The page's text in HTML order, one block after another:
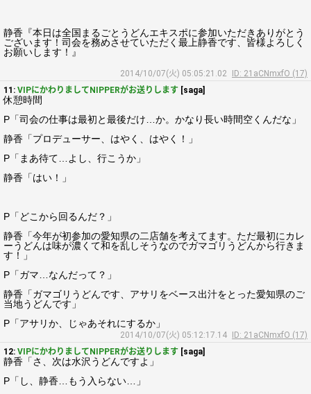
静香『本日は全国まるごとうどんエキスポに参加いただきありがとう
ございます！司会を務めさせていただく最上静香です、皆様よろしく
お願いします！』
2014/10/07(火) 05:05:21.02
ID: 21aCNmxfO (17)
11: VIPにかわりましてNIPPERがお送りします [saga]
休憩時間
P「司会の仕事は最初と最後だけ…か。かなり長い時間空くんだな」
静香「プロデューサー、はやく、はやく！」
P「まあ待て…よし、行こうか」
静香「はい！」
P「どこから回るんだ？」
静香「今年が初参加の愛知県の二店舗を考えてます。ただ最初にカレ
ーうどんは味が濃くて和を乱しそうなのでガマゴリうどんから行きま
す！」
P「ガマ…なんだって？」
静香「ガマゴリうどんです、アサリをベース出汁をとった愛知県のご
当地うどんです」
P「アサリか、じゃあそれにするか」
2014/10/07(火) 05:12:17.14
ID: 21aCNmxfO (17)
12: VIPにかわりましてNIPPERがお送りします [saga]
静香「さ、次は水沢うどんですよ」
P「し、静香…もう入らない…」